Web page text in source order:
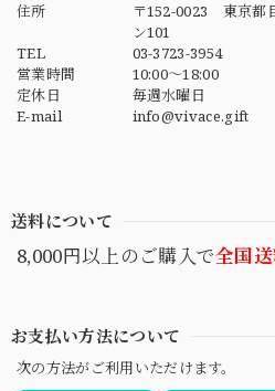
住所
〒152-0023 東京都
ン101
TEL
03-3723-3954
営業時間
10:00～18:00
定休日
毎週水曜日
E-mail
info@vivace.gift
送料について
8,000円以上のご購入で全国
お支払い方法について
次の方法がご利用いただけます。